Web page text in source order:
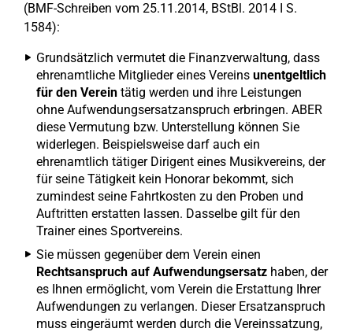
(BMF-Schreiben vom 25.11.2014, BStBl. 2014 I S.
1584):
Grundsätzlich vermutet die Finanzverwaltung, dass
ehrenamtliche Mitglieder eines Vereins unentgeltlich
für den Verein tätig werden und ihre Leistungen
ohne Aufwendungsersatzanspruch erbringen. ABER
diese Vermutung bzw. Unterstellung können Sie
widerlegen. Beispielsweise darf auch ein
ehrenamtlich tätiger Dirigent eines Musikvereins, der
für seine Tätigkeit kein Honorar bekommt, sich
zumindest seine Fahrtkosten zu den Proben und
Auftritten erstatten lassen. Dasselbe gilt für den
Trainer eines Sportvereins.
Sie müssen gegenüber dem Verein einen
Rechtsanspruch auf Aufwendungsersatz haben, der
es Ihnen ermöglicht, vom Verein die Erstattung Ihrer
Aufwendungen zu verlangen. Dieser Ersatzanspruch
muss eingeräumt werden durch die Vereinssatzung,